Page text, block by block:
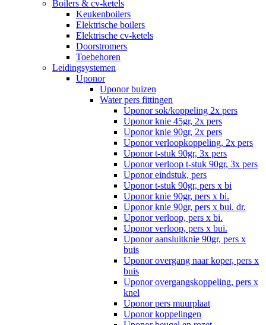
Boilers & cv-ketels
Keukenboilers
Elektrische boilers
Elektrische cv-ketels
Doorstromers
Toebehoren
Leidingsystemen
Uponor
Uponor buizen
Water pers fittingen
Uponor sok/koppeling 2x pers
Uponor knie 45gr, 2x pers
Uponor knie 90gr, 2x pers
Uponor verloopkoppeling, 2x pers
Uponor t-stuk 90gr, 3x pers
Uponor verloop t-stuk 90gr, 3x pers
Uponor eindstuk, pers
Uponor t-stuk 90gr, pers x bi
Uponor knie 90gr, pers x bi.
Uponor knie 90gr, pers x bui. dr.
Uponor verloop, pers x bi.
Uponor verloop, pers x bui.
Uponor aansluitknie 90gr, pers x
buis
Uponor overgang naar koper, pers x
buis
Uponor overgangskoppeling, pers x
knel
Uponor pers muurplaat
Uponor koppelingen